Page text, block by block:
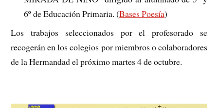
6º de Educación Primaria. (Bases Poesía)
Los trabajos seleccionados por el profesorado se
recogerán en los colegios por miembros o colaboradores
de la Hermandad el próximo martes 4 de octubre.